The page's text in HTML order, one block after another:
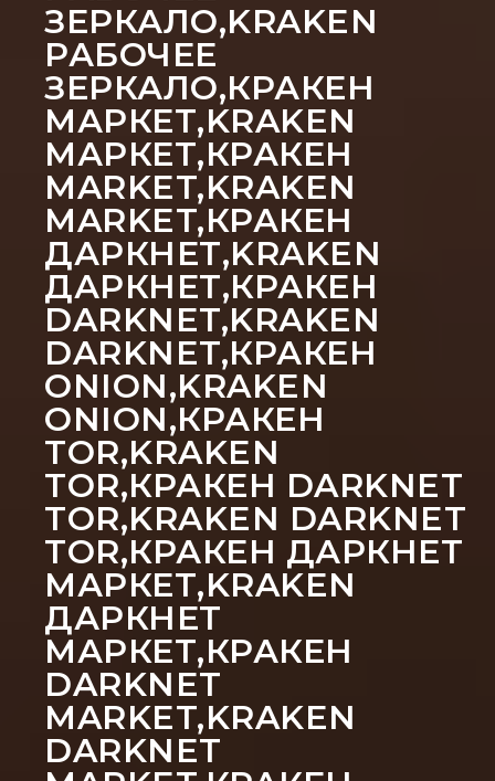
ЗЕРКАЛО,KRAKEN
РАБОЧЕЕ
ЗЕРКАЛО,КРАКЕН
МАРКЕТ,KRAKEN
МАРКЕТ,КРАКЕН
MARKET,KRAKEN
MARKET,КРАКЕН
ДАРКНЕТ,KRAKEN
ДАРКНЕТ,КРАКЕН
DARKNET,KRAKEN
DARKNET,КРАКЕН
ONION,KRAKEN
ONION,КРАКЕН
TOR,KRAKEN
TOR,КРАКЕН DARKNET
TOR,KRAKEN DARKNET
TOR,КРАКЕН ДАРКНЕТ
МАРКЕТ,KRAKEN
ДАРКНЕТ
МАРКЕТ,КРАКЕН
DARKNET
MARKET,KRAKEN
DARKNET